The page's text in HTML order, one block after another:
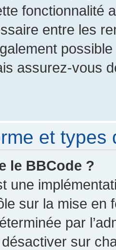
fonctionnalité
entre les
assurez-vous
et types
le BBCode ?
une
sur la mise en
par
sur